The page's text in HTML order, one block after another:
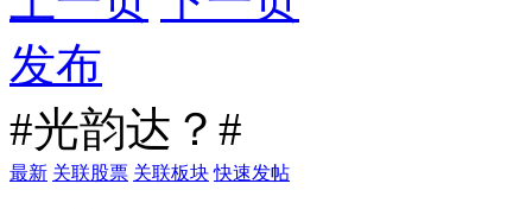
发布
#光韵达？#
最新 关联股票 关联板块 快速发帖